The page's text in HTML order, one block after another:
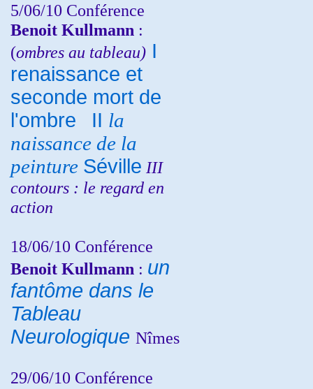
5/06/10 Conférence
Benoit Kullmann :
(ombres au tableau) I
renaissance et
seconde mort de
l'ombre
II la
naissance de la
peinture Séville III
contours : le regard en
action
18/06/10 Conférence
Benoit Kullmann : un
fantôme dans le
Tableau
Neurologique Nîmes
29/06/10 Conférence